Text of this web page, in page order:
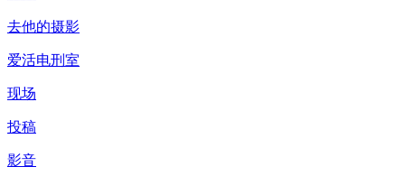
去他的摄影
爱活电刑室
现场
投稿
影音